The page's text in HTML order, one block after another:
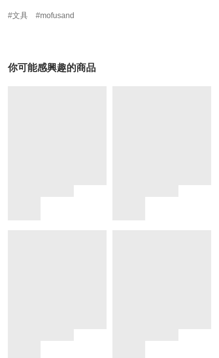
文具 mofusand
你可能感興趣的商品